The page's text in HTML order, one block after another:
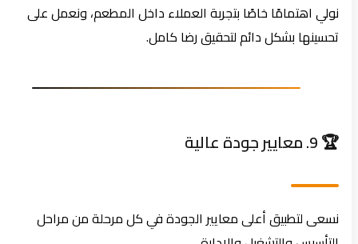
نولي اهتمامًا خاصًا بتجربة العملاء داخل المطعم، ونعمل على
تحسينها بشكل دائم لتحقيق رضا كامل.
🏆 9. معايير جودة عالية
نسعى لتطبيق أعلى معايير الجودة في كل مرحلة من مراحل